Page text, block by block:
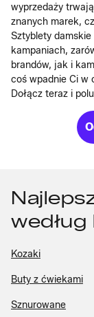
wyprzedaży
znanych marek,
Sztyblety
kampaniach,
brandów, jak i
coś wpadnie Ci w
Dołącz teraz i
Kozaki
Buty z ćwiekami
Sznurowane